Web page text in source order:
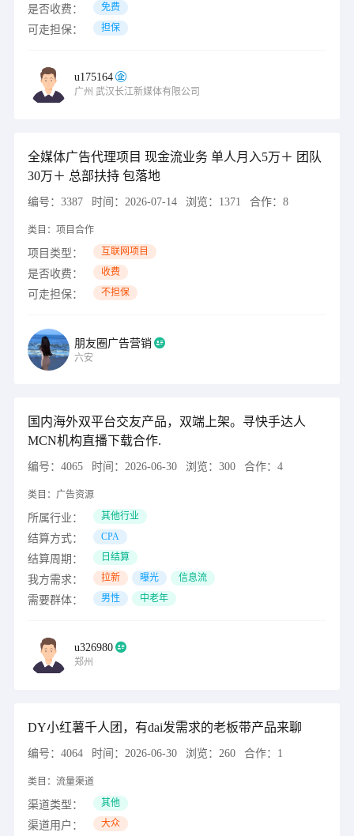
是否收费： 免费
可走担保： 担保
u175164
广州 武汉长江新媒体有限公司
全媒体广告代理项目 现金流业务 单人月入5万＋ 团队
30万＋ 总部扶持 包落地
编号： 3387 时间： 2026-07-14 浏览： 1371 合作： 8
类目： 项目合作
项目类型： 互联网项目
是否收费： 收费
可走担保： 不担保
朋友圈广告营销
六安
国内海外双平台交友产品，双端上架。寻快手达人
MCN机构直播下载合作.
编号： 4065 时间： 2026-06-30 浏览： 300 合作： 4
类目： 广告资源
所属行业： 其他行业
结算方式： CPA
结算周期： 日结算
我方需求： 拉新 曝光 信息流
需要群体： 男性 中老年
u326980
郑州
DY小红薯千人团，有dai发需求的老板带产品来聊
编号： 4064 时间： 2026-06-30 浏览： 260 合作： 1
类目： 流量渠道
渠道类型： 其他
渠道用户： 大众